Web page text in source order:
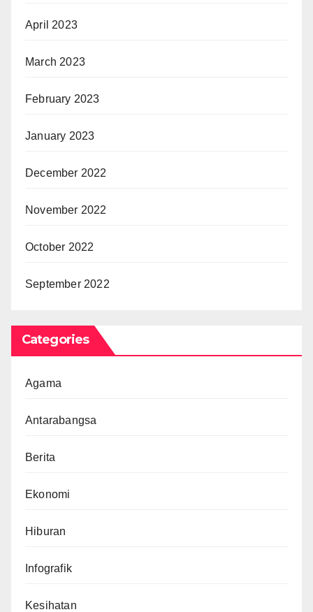
April 2023
March 2023
February 2023
January 2023
December 2022
November 2022
October 2022
September 2022
Categories
Agama
Antarabangsa
Berita
Ekonomi
Hiburan
Infografik
Kesihatan